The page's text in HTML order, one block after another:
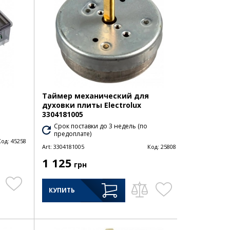
45258
Таймер механический для
духовки плиты Electrolux
3304181005
Срок поставки до 3 недель (по
предоплате)
Art: 3304181005 Код: 25808
1 125 грн
КУПИТЬ